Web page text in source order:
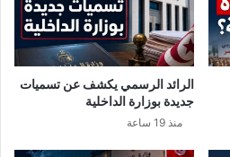
الرائد الرسمي يكشف عن تسميات
جديدة بوزارة الداخلية
منذ 19 ساعة